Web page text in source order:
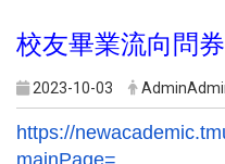
校友畢業流向問券
2023-10-03
https://
mainPage=